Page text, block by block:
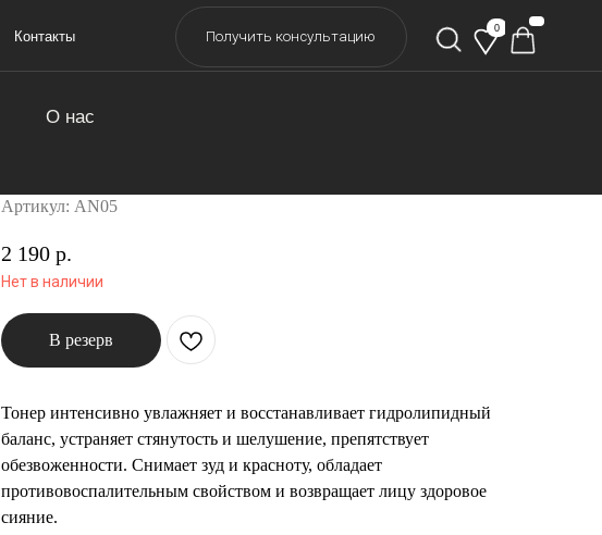
Артикул: AN05
2 190 р.
Нет в наличии
В резерв
Тонер интенсивно увлажняет и восстанавливает гидролипидный
баланс, устраняет стянутость и шелушение, препятствует
обезвоженности. Снимает зуд и красноту, обладает
противовоспалительным свойством и возвращает лицу здоровое
сияние.
Получить консультацию